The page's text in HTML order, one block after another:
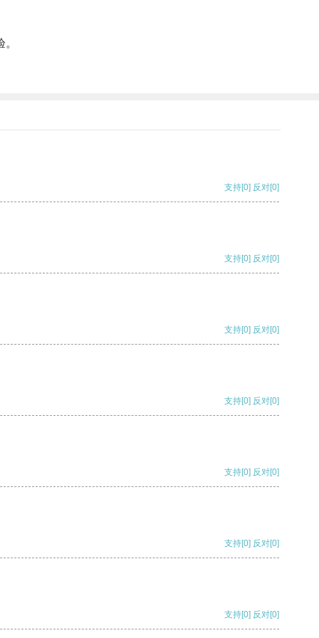
支持[0] 反对[0]
支持[0] 反对[0]
支持[0] 反对[0]
支持[0] 反对[0]
支持[0] 反对[0]
支持[0] 反对[0]
支持[0] 反对[0]